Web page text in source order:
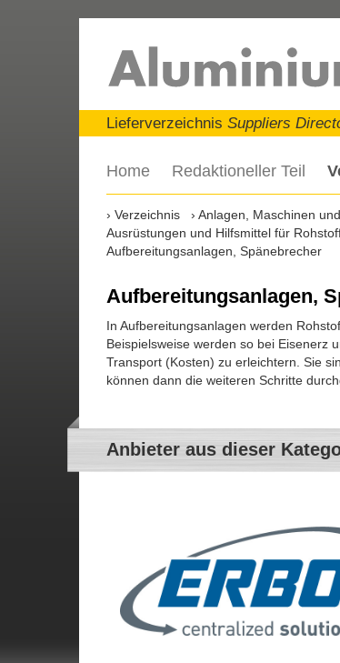
Lieferverzeichnis Suppliers
Home Redaktioneller Teil
Verzeichnis
Anlagen, Maschinen
Ausrüstungen und Hilfsmittel für
Aufbereitungsanlagen, Spänebrecher
Aufbereitungsanlagen,
In Aufbereitungsanlagen werden
Beispielsweise werden so bei Eisenerz
Transport (Kosten) zu erleichtern. Sie
können dann die weiteren Schritte
Anbieter aus dieser